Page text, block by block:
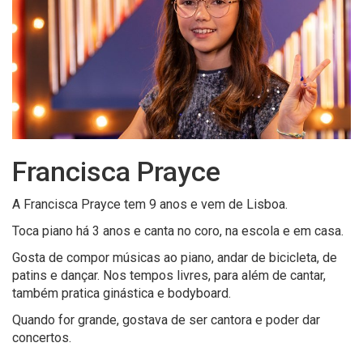
Francisca Prayce
A Francisca Prayce tem 9 anos e vem de Lisboa.
Toca piano há 3 anos e canta no coro, na escola e em casa.
Gosta de compor músicas ao piano, andar de bicicleta, de
patins e dançar. Nos tempos livres, para além de cantar,
também pratica ginástica e bodyboard.
Quando for grande, gostava de ser cantora e poder dar
concertos.